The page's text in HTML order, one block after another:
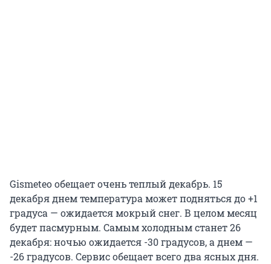
Gismeteo обещает очень теплый декабрь. 15
декабря днем температура может подняться до +1
градуса — ожидается мокрый снег. В целом месяц
будет пасмурным. Самым холодным станет 26
декабря: ночью ожидается -30 градусов, а днем —
-26 градусов. Сервис обещает всего два ясных дня.